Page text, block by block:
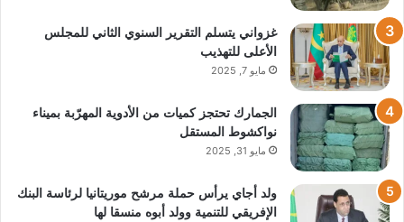
غزواني يتسلم التقرير السنوي الثاني للمجلس
الأعلى للتهذيب
مايو 7, 2025
الجمارك تحتجز كميات من الأدوية المهرّبة بميناء
نواكشوط المستقل
مايو 31, 2025
ولد أجاي يرأس حملة مرشح موريتانيا لرئاسة البنك
الإفريقي للتنمية وولد أبوه منسقا لها